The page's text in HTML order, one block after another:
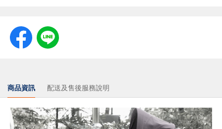
商品資訊 配送及售後服務說明